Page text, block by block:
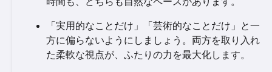
「実用的なことだけ」「芸術的なことだけ」と一
方に偏らないようにしましょう。両方を取り入れ
た柔軟な視点が、ふたりの力を最大化します。